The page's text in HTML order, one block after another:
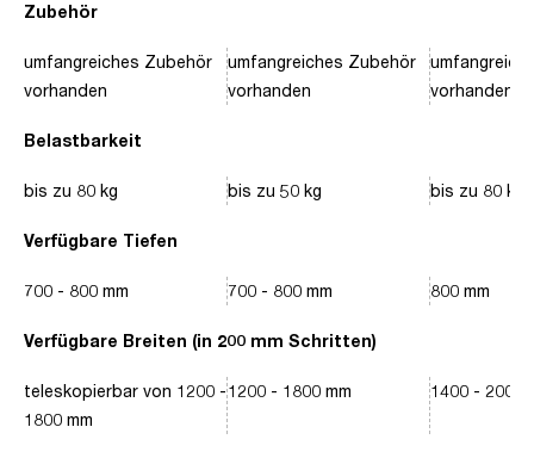
Zubehör
Belastbarkeit
Verfügbare Tiefen
Verfügbare Breiten (in 200 mm Schritten)
umfangreiches Zubehör
vorhanden
bis zu 80 kg
700 - 800 mm
teleskopierbar von 1200 -
1800 mm
umfangreiches Zubehör
vorhanden
bis zu 50 kg
700 - 800 mm
1200 - 1800 mm
vorhanden
bis zu 80 kg
800 mm
1400 - 2000